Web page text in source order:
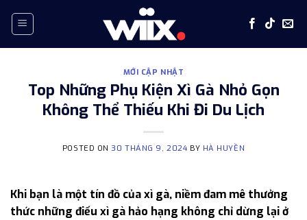
MỚI CẬP NHẬT
Top Những Phụ Kiện Xì Gà Nhỏ Gọn
Không Thể Thiếu Khi Đi Du Lịch
POSTED ON30 THÁNG 9, 2024 BY HÀ HUYỀN
Khi bạn là một tín đồ của xì gà, niềm đam mê thưởng
thức những điếu xì gà hảo hạng không chỉ dừng lại ở